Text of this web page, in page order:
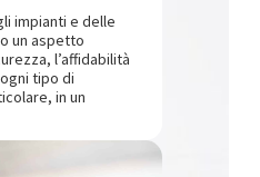
impianti e delle
un aspetto
l’affidabilità
tipo di
in un